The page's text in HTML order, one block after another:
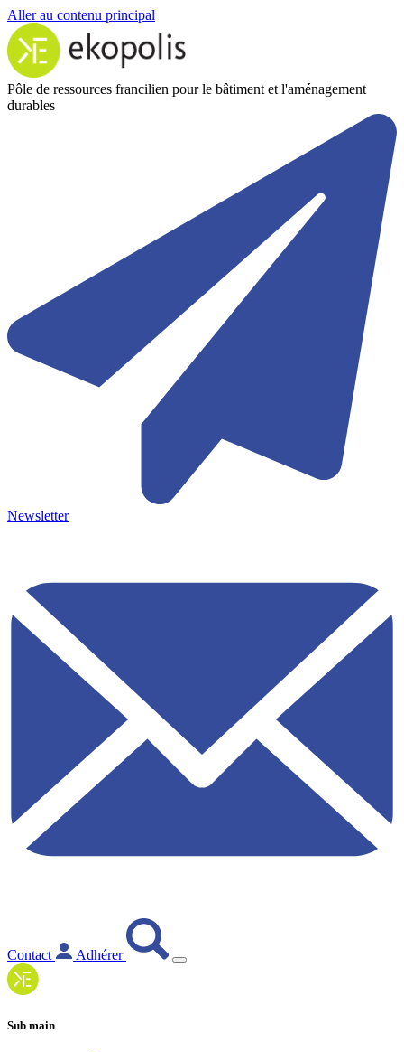
Aller au contenu principal
Pôle de ressources francilien pour le bâtiment et l'aménagement
durables
Newsletter
Contact Adhérer
Sub main